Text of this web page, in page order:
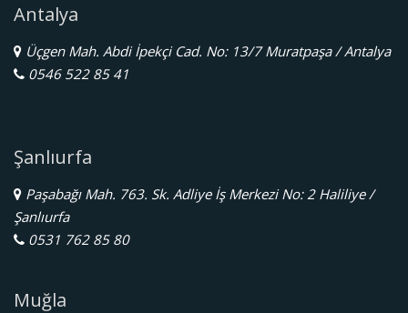
Antalya
Üçgen Mah. Abdi İpekçi Cad. No: 13/7 Muratpaşa / Antalya
0546 522 85 41
Şanlıurfa
Paşabağı Mah. 763. Sk. Adliye İş Merkezi No: 2 Haliliye /
Şanlıurfa
0531 762 85 80
Muğla